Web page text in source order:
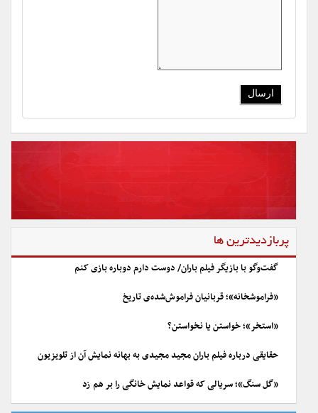
پربازدیدترین ها
گفت‌وگو با بازیگر فیلم باران/ دوست دارم دوباره بازی کنم
«فراموشخانه»؛ قربانیان فراموش‌شده‌ی تاریخ
«استخر»؛ خواستن یا نخواستن؟
حقایقی درباره فیلم باران مجید مجیدی به بهانه نمایش آن از تلویزیون
«گل سنگ»؛ سریالی که قواعد نمایش خانگی را بر هم زد